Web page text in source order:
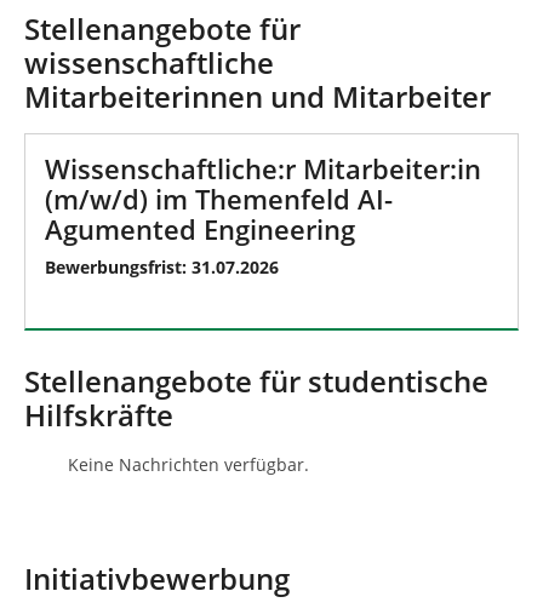
Stellenangebote für
wissenschaftliche
Mitarbeiterinnen und Mitarbeiter
Wissenschaftliche:r Mitarbeiter:in
(m/w/d) im Themenfeld AI-
Agumented Engineering
Bewerbungsfrist: 31.07.2026
Stellenangebote für studentische
Hilfskräfte
Keine Nachrichten verfügbar.
Initiativbewerbung